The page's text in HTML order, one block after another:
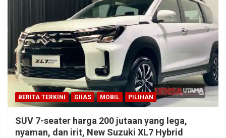
BERITA TERKINI GIIAS MOBIL PILIHAN
SUV 7-seater harga 200 jutaan yang lega,
nyaman, dan irit, New Suzuki XL7 Hybrid